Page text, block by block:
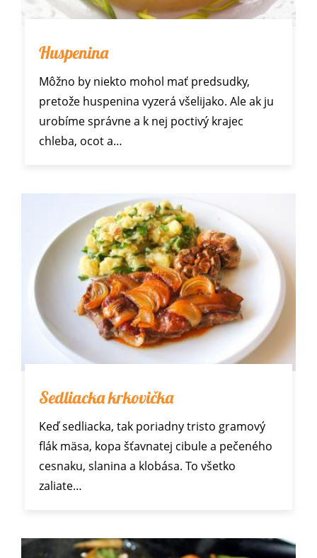
Huspenina
Môžno by niekto mohol mať predsudky,
pretože huspenina vyzerá všelijako. Ale ak ju
urobíme správne a k nej poctivý krajec
chleba, ocot a…
Sedliacka krkovička
Keď sedliacka, tak poriadny tristo gramový
flák mäsa, kopa šťavnatej cibule a pečeného
cesnaku, slanina a klobása. To všetko
zaliate…